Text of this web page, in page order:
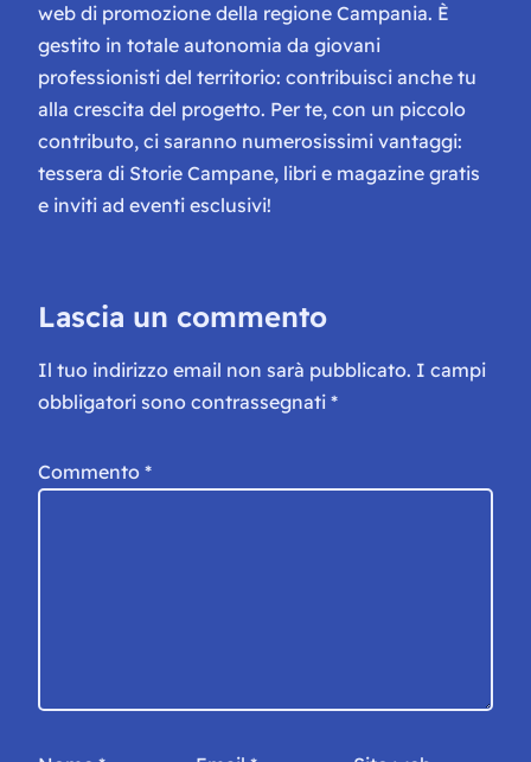
web di promozione della regione Campania. È
gestito in totale autonomia da giovani
professionisti del territorio: contribuisci anche tu
alla crescita del progetto. Per te, con un piccolo
contributo, ci saranno numerosissimi vantaggi:
tessera di Storie Campane, libri e magazine gratis
e inviti ad eventi esclusivi!
Lascia un commento
Il tuo indirizzo email non sarà pubblicato. I campi
obbligatori sono contrassegnati *
Commento *